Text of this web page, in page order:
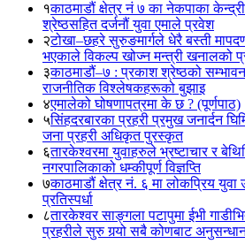
१काठमाडौं क्षेत्र नं ७ का नेकपाका
श्रेष्ठसहित दर्जनौं युवा एमाले प्रवेश
२टोखा–छहरे सुरुङमार्गले धेरै बस्ती
भएकाले विकल्प खोज्न मन्त्री खनालको
३काठमाडौं–७ : प्रकाश श्रेष्ठको
राजनीतिक विश्लेषकहरूको बुझाइ
४एमालेको घोषणापत्रमा के छ ? (पूर्णपाठ)
५सिंहदरबारका प्रहरी प्रमुख जनार्दन
जना प्रहरी अधिकृत पुरस्कृत
६तारकेश्वरमा युवाहरुले भ्रष्टाचार र
नगरपालिकाको धम्कीपूर्ण विज्ञप्ति
७काठमाडौं क्षेत्र नं. ६ मा लोकप्रिय
प्रतिस्पर्धा
८तारकेश्वर साङ्गला पटापुमा ईभी
प्रहरीले सुरु गर्‍यो सबै कोणबाट